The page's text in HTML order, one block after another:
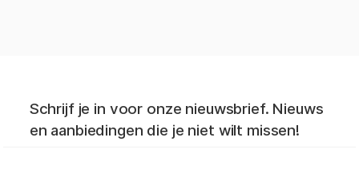
Schrijf je in voor onze nieuwsbrief. Nieuws
en aanbiedingen die je niet wilt missen!